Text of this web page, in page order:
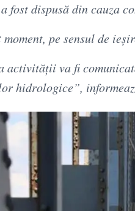
fost dispusă din cauza
moment, pe sensul de
activității va fi
hidrologice”,